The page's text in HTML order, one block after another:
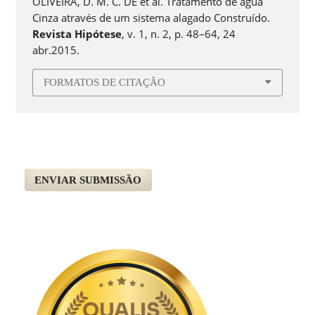
Cinza através de um sistema alagado Construído.
Revista Hipótese, v. 1, n. 2, p. 48–64, 24
abr.2015.
FORMATOS DE CITAÇÃO
ENVIAR SUBMISSÃO